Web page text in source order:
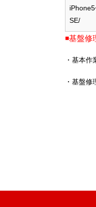
SE/
◾️基盤
・基本
・基盤